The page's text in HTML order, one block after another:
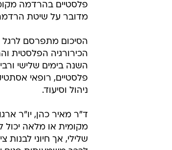
פלסטיים בהרדמה
מדובר על שיטת
הסיכום מתפרסם לרגל
הכירורגיה הפלסטית
פלסטיים, רופאי
ניהול וסיעוד.
ד"ר מאיר כהן, יו"ר
מקומית או מלאה יכול
שלילי, אך חיוני